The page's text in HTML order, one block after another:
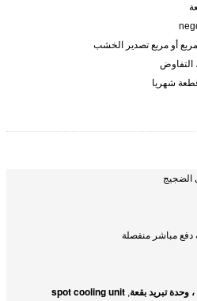
أو مربع تصدير الخشب
الضجيج
مباشر منفصلة
وحدة تبريد بقعة,
spot cooling unit